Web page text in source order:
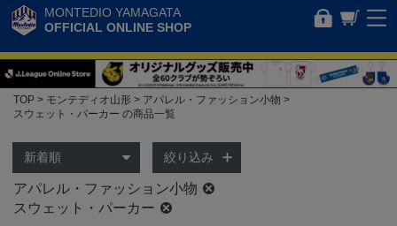
MONTEDIO YAMAGATA
OFFICIAL ONLINE SHOP
TOP モンテディオ山形
アパレル・ファッション小物
スウェット・パーカー の商品一覧
絞り込み
アパレル・ファッション小物
スウェット・パーカー